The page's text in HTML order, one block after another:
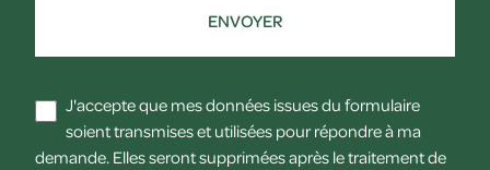
ENVOYER
J'accepte que mes données issues du formulaire
soient transmises et utilisées pour répondre à ma
demande. Elles seront supprimées après le traitement de